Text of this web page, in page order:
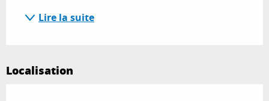
Lire la suite
Localisation